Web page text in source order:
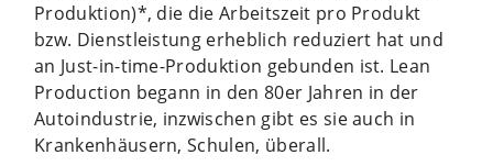
Produktion)*, die die Arbeitszeit pro Produkt
bzw. Dienstleistung erheblich reduziert hat und
an Just-in-time-Produktion gebunden ist. Lean
Production begann in den 80er Jahren in der
Autoindustrie, inzwischen gibt es sie auch in
Krankenhäusern, Schulen, überall.